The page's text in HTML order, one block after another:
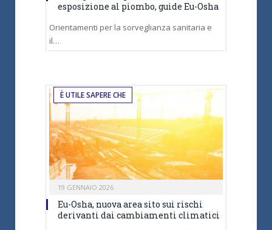
esposizione al piombo, guide Eu-Osha
Orientamenti per la sorveglianza sanitaria e
il…
È UTILE SAPERE CHE
19 GENNAIO 2026
Eu-Osha, nuova area sito sui rischi
derivanti dai cambiamenti climatici